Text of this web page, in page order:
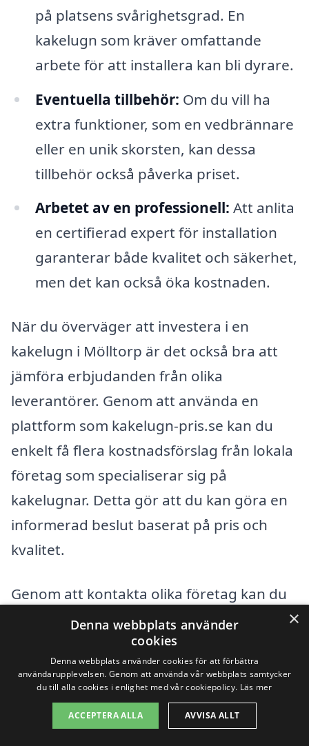
på platsens svårighetsgrad. En
kakelugn som kräver omfattande
arbete för att installera kan bli dyrare.
Eventuella tillbehör: Om du vill ha
extra funktioner, som en vedbrännare
eller en unik skorsten, kan dessa
tillbehör också påverka priset.
Arbetet av en professionell: Att anlita
en certifierad expert för installation
garanterar både kvalitet och säkerhet,
men det kan också öka kostnaden.
När du överväger att investera i en
kakelugn i Mölltorp är det också bra att
jämföra erbjudanden från olika
leverantörer. Genom att använda en
plattform som kakelugn-pris.se kan du
enkelt få flera kostnadsförslag från lokala
företag som specialiserar sig på
kakelugnar. Detta gör att du kan göra en
informerad beslut baserat på pris och
kvalitet.
Genom att kontakta olika företag kan du
även ställa frågor om deras erfarenhet
och tidigare projekt. Tveka inte att begära
referenser om du är osäker. Kom ihåg att
en välbyggd kakelugn inte bara ger
värme utan även en estetisk fördel till ditt
×
Denna webbplats använder
cookies
Denna webbplats använder cookies för att förbättra
användarupplevelsen. Genom att använda vår webbplats samtycker
du till alla cookies i enlighet med vår cookiepolicy. Läs mer
ACCEPTERA ALLA AVVISA ALLT